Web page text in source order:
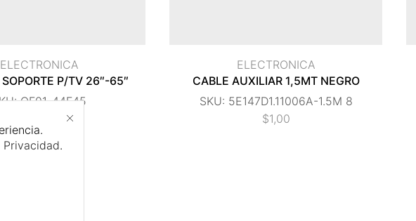
ELECTRONICA
P/TV 26″-65″
QF01-44F45
ELECTRONICA
CABLE AUXILIAR 1,5MT NEGRO
SKU: 5E147D1.11006A-1.5M 8
$1,00
.